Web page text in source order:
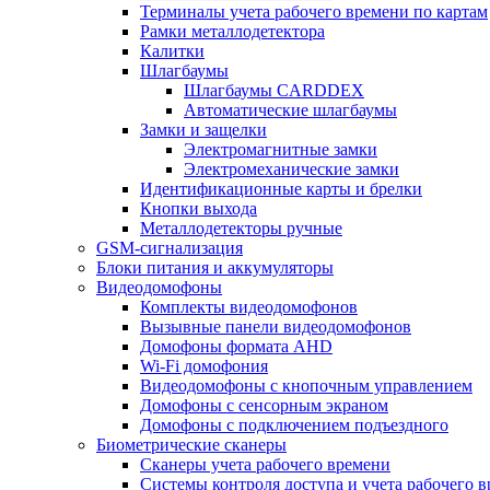
Терминалы учета рабочего времени по картам
Рамки металлодетектора
Калитки
Шлагбаумы
Шлагбаумы CARDDEX
Автоматические шлагбаумы
Замки и защелки
Электромагнитные замки
Электромеханические замки
Идентификационные карты и брелки
Кнопки выхода
Металлодетекторы ручные
GSM-сигнализация
Блоки питания и аккумуляторы
Видеодомофоны
Комплекты видеодомофонов
Вызывные панели видеодомофонов
Домофоны формата AHD
Wi-Fi домофония
Видеодомофоны с кнопочным управлением
Домофоны с сенсорным экраном
Домофоны с подключением подъездного
Биометрические сканеры
Сканеры учета рабочего времени
Системы контроля доступа и учета рабочего